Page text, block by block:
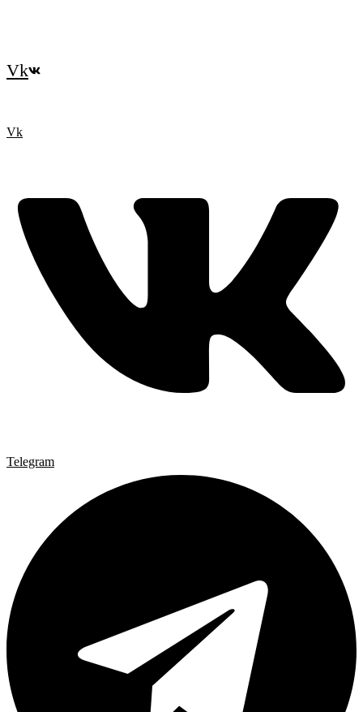
Vk
Vk
Telegram